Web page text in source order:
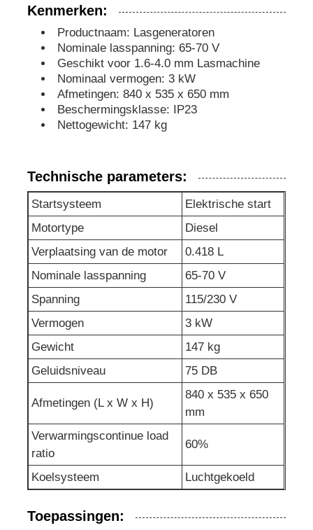
geluiddichte generatorreeks
de generator van het huisgebruik
De Reeks van de luifelgenerator
Onderhoud van de generator
Lasgeneratorset
generatordieselmotor
afvalwaterpomp
Kenmerken:
Productnaam: Lasgeneratoren
Nominale lasspanning: 65-70 V
Geschikt voor 1.6-4.0 mm Lasmachine
Nominaal vermogen: 3 kW
Afmetingen: 840 x 535 x 650 mm
Beschermingsklasse: IP23
Nettogewicht: 147 kg
Technische parameters:
Startsysteem
Elektrische start
Motortype
Diesel
Verplaatsing van de motor
0.418 L
Nominale lasspanning
65-70 V
Spanning
115/230 V
Vermogen
3 kW
Gewicht
147 kg
Geluidsniveau
75 DB
Afmetingen (L x W x H)
840 x 535 x 650
mm
Verwarmingscontinue load
ratio
60%
Koelsysteem Luchtgekoeld
Toepassingen: